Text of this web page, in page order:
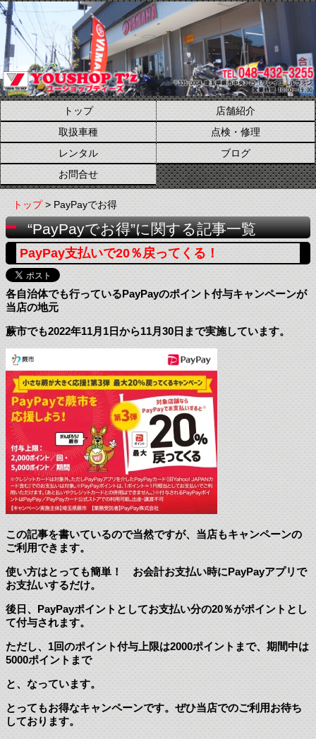
トップ
店舗紹介
取扱車種
点検・修理
レンタル
ブログ
お問合せ
トップ> PayPayでお得
“PayPayでお得”に関する記事一覧
PayPay支払いで20％戻ってくる！
各自治体でも行っているPayPayのポイント付与キャンペーンが
当店の地元
蕨市でも2022年11月1日から11月30日まで実施しています。
この記事を書いているので当然ですが、当店もキャンペーンの
ご利用できます。
使い方はとっても簡単！ お会計お支払い時にPayPayアプリで
お支払いするだけ。
後日、PayPayポイントとしてお支払い分の20％がポイントとし
て付与されます。
ただし、1回のポイント付与上限は2000ポイントまで、期間中は
5000ポイントまで
と、なっています。
とってもお得なキャンペーンです。ぜひ当店でのご利用お待ち
しております。